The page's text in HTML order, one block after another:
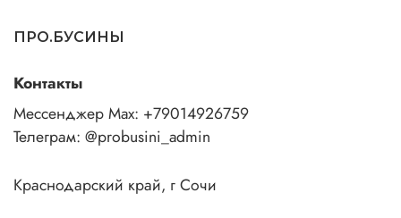
ПРО.БУСИНЫ
Контакты
Мессенджер Max: +79014926759
Телеграм: @probusini_admin
Краснодарский край, г Сочи